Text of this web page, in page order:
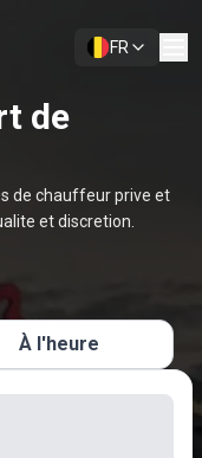
FR
de
de chauffeur prive et
et discretion.
À l'heure